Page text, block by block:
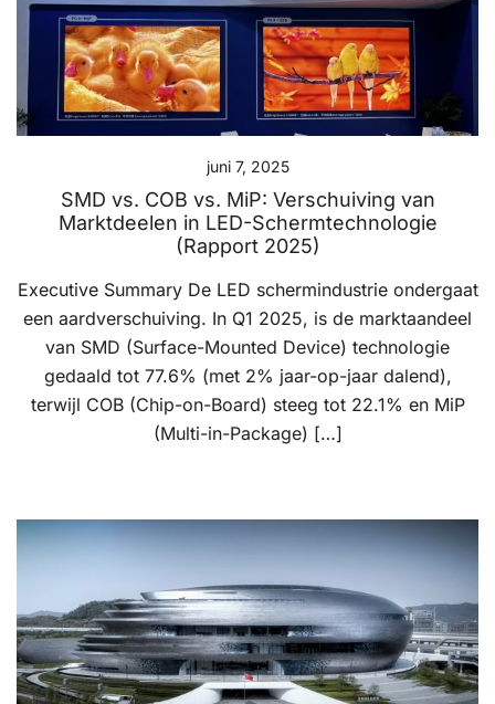
juni 7, 2025
SMD vs. COB vs. MiP: Verschuiving van
Marktdeelen in LED-Schermtechnologie
(Rapport 2025)
Executive Summary De LED schermindustrie ondergaat
een aardverschuiving. In Q1 2025, is de marktaandeel
van SMD (Surface-Mounted Device) technologie
gedaald tot 77.6% (met 2% jaar-op-jaar dalend),
terwijl COB (Chip-on-Board) steeg tot 22.1% en MiP
(Multi-in-Package) […]